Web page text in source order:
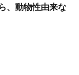
、動物性由来な